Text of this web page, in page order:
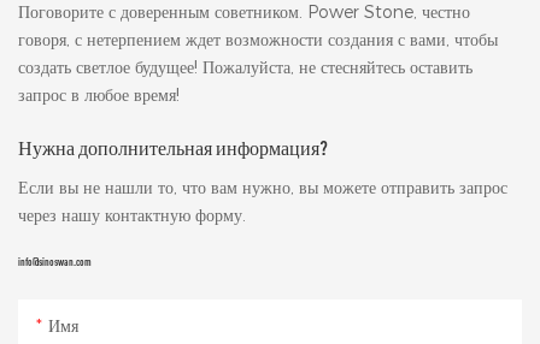
Поговорите с доверенным советником. Power Stone, честно
говоря, с нетерпением ждет возможности создания с вами, чтобы
создать светлое будущее! Пожалуйста, не стесняйтесь оставить
запрос в любое время!
Нужна дополнительная информация?
Если вы не нашли то, что вам нужно, вы можете отправить запрос
через нашу контактную форму.
info@sinoswan.com
Имя